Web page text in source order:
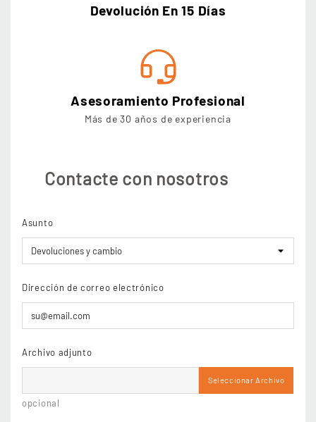
Devolución En 15 Días
Asesoramiento Profesional
Más de 30 años de experiencia
Contacte con nosotros
Asunto
Dirección de correo electrónico
Archivo adjunto
Seleccionar Archivo
opcional